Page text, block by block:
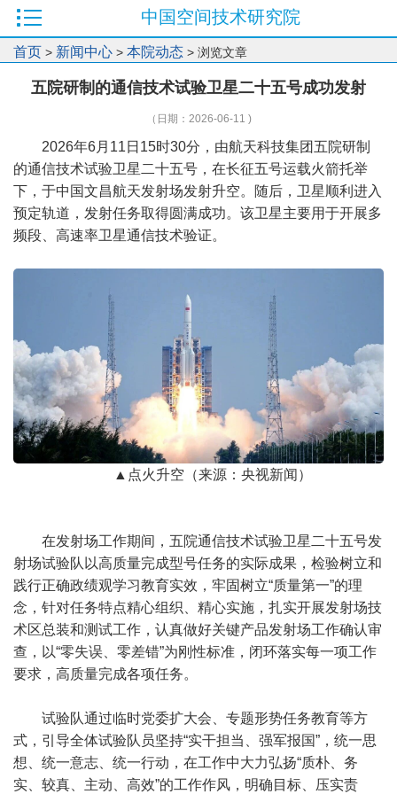
中国空间技术研究院
首页 > 新闻中心 > 本院动态 > 浏览文章
五院研制的通信技术试验卫星二十五号成功发射
（日期：2026-06-11 )
2026年6月11日15时30分，由航天科技集团五院研制
的通信技术试验卫星二十五号，在长征五号运载火箭托举
下，于中国文昌航天发射场发射升空。随后，卫星顺利进入
预定轨道，发射任务取得圆满成功。该卫星主要用于开展多
频段、高速率卫星通信技术验证。
▲点火升空（来源：央视新闻）
在发射场工作期间，五院通信技术试验卫星二十五号发
射场试验队以高质量完成型号任务的实际成果，检验树立和
践行正确政绩观学习教育实效，牢固树立“质量第一”的理
念，针对任务特点精心组织、精心实施，扎实开展发射场技
术区总装和测试工作，认真做好关键产品发射场工作确认审
查，以“零失误、零差错”为刚性标准，闭环落实每一项工作
要求，高质量完成各项任务。
试验队通过临时党委扩大会、专题形势任务教育等方
式，引导全体试验队员坚持“实干担当、强军报国”，统一思
想、统一意志、统一行动，在工作中大力弘扬“质朴、务
实、较真、主动、高效”的工作作风，明确目标、压实责